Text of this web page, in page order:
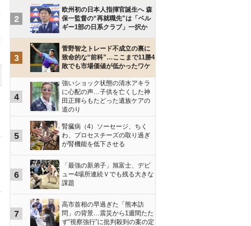
2
欧州初の日本人指揮官誕生へ 森
保一監督の“再就職先”は「ベル
ギー1部の日系クラブ」一択か
3
菅野智之トレード不成立の裏に
致命的な“前科”…ここまで11勝4
敗でも市場価値が低かったワケ
4
強いショック状態の清水アキラ
に心配の声…子供を亡くした神
田正輝らもたどった遺族ケアの
道のり
5
腎臓病（4）ソーセージ、ちく
わ、プロセスチーズの取り過ぎ
が腎機能を低下させる
6
「最強の新弟子」旭富士、デビ
ュー4場所連続Ｖでも残る大きな
課題
7
高市首相の早過ぎた「熊本訪
問」の背景…震災から1週間たた
ず“視察強行”に批判殺到の案の定